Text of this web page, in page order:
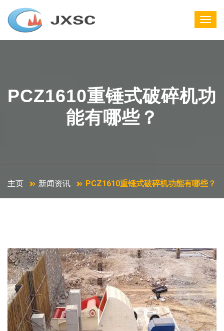
PCZ1610重锤式破碎机功
能有哪些？
主页 新闻资讯 PCZ1610重锤式破碎机功能有哪些？